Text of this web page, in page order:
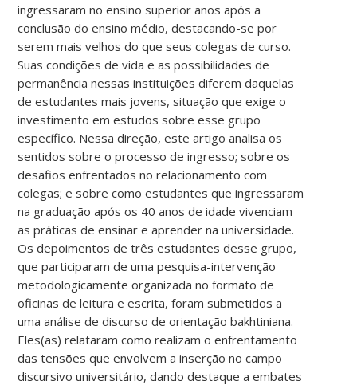
ingressaram no ensino superior anos após a
conclusão do ensino médio, destacando-se por
serem mais velhos do que seus colegas de curso.
Suas condições de vida e as possibilidades de
permanência nessas instituições diferem daquelas
de estudantes mais jovens, situação que exige o
investimento em estudos sobre esse grupo
específico. Nessa direção, este artigo analisa os
sentidos sobre o processo de ingresso; sobre os
desafios enfrentados no relacionamento com
colegas; e sobre como estudantes que ingressaram
na graduação após os 40 anos de idade vivenciam
as práticas de ensinar e aprender na universidade.
Os depoimentos de três estudantes desse grupo,
que participaram de uma pesquisa-intervenção
metodologicamente organizada no formato de
oficinas de leitura e escrita, foram submetidos a
uma análise de discurso de orientação bakhtiniana.
Eles(as) relataram como realizam o enfrentamento
das tensões que envolvem a inserção no campo
discursivo universitário, dando destaque a embates